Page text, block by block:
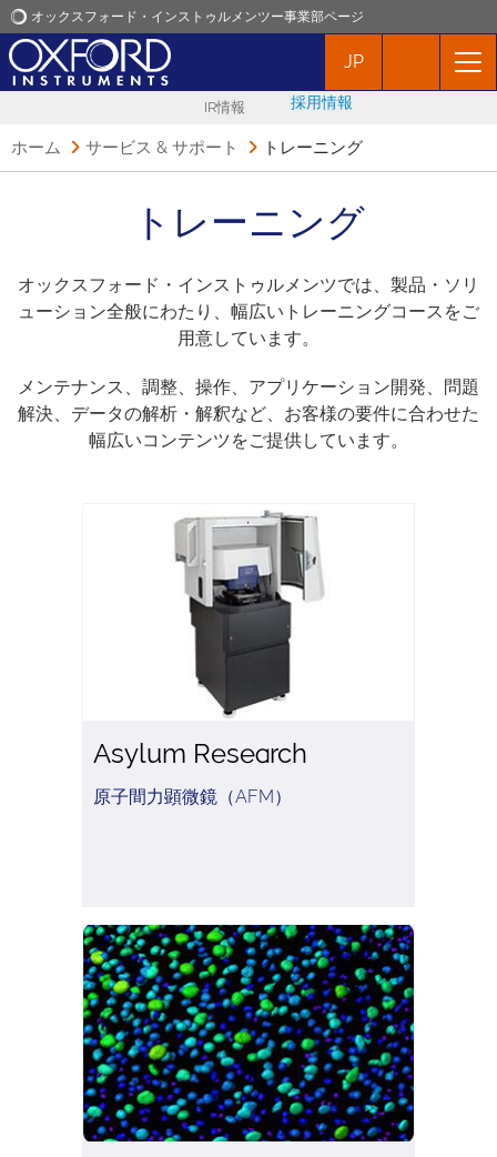
オックスフォード・インストゥルメンツー事業部ページ
オックスフォード・インストゥルメンツ
イベント
お問い合わせ
JP
IR情報 採用情報
ホーム サービス & サポート トレーニング
トレーニング
オックスフォード・インストゥルメンツでは、製品・ソリ
ューション全般にわたり、幅広いトレーニングコースをご
用意しています。
メンテナンス、調整、操作、アプリケーション開発、問題
解決、データの解析・解釈など、お客様の要件に合わせた
幅広いコンテンツをご提供しています。
Asylum Research
原子間力顕微鏡（AFM）